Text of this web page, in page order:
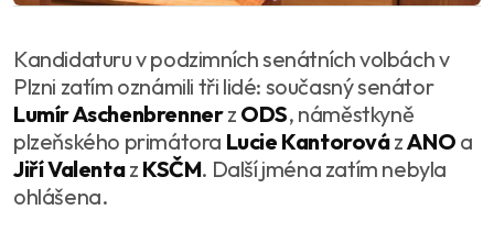
Kandidaturu v podzimních senátních volbách v
Plzni zatím oznámili tři lidé: současný senátor
Lumír Aschenbrennerz ODS, náměstkyně
plzeňského primátora Lucie KantorovázANO a
Jiří Valentaz KSČM. Další jména zatím nebyla
ohlášena.